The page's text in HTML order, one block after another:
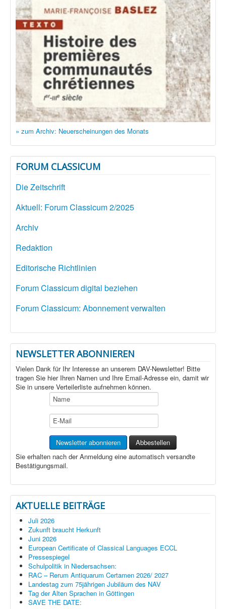
» zum Archiv: Neuerscheinungen des Monats
FORUM CLASSICUM
Die Zeitschrift
Aktuell: Forum Classicum 2/2025
Archiv
Redaktion
Editorische Richtlinien
Forum Classicum digital beziehen
Forum Classicum: Abonnement verwalten
NEWSLETTER ABONNIEREN
Vielen Dank für Ihr Interesse an unserem DAV-Newsletter! Bitte
tragen Sie hier Ihren Namen und Ihre Email-Adresse ein, damit wir
Sie in unsere Verteilerliste aufnehmen können.
Sie erhalten nach der Anmeldung eine automatisch versandte
Bestätigungsmail.
AKTUELLE BEITRÄGE
Juli 2026
Zukunft braucht Herkunft
Juni 2026
European Certificate of Classical Languages ECCL
Pressespiegel
Schulpolitik in Niedersachsen:
RAC – Rerum Antiquarum Certamen 2026/ 2027
Landestag zum 75jährigen Jubiläum des NAV
Tag der Alten Sprachen in Göttingen
SAVE THE DATE: